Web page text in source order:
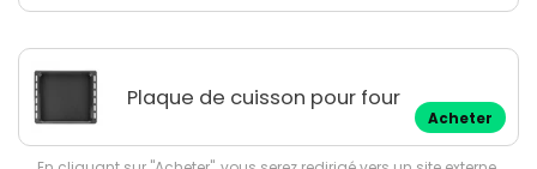
Plaque de cuisson pour four
Acheter